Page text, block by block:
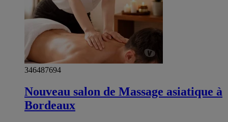
346487694
Nouveau salon de Massage asiatique à
Bordeaux